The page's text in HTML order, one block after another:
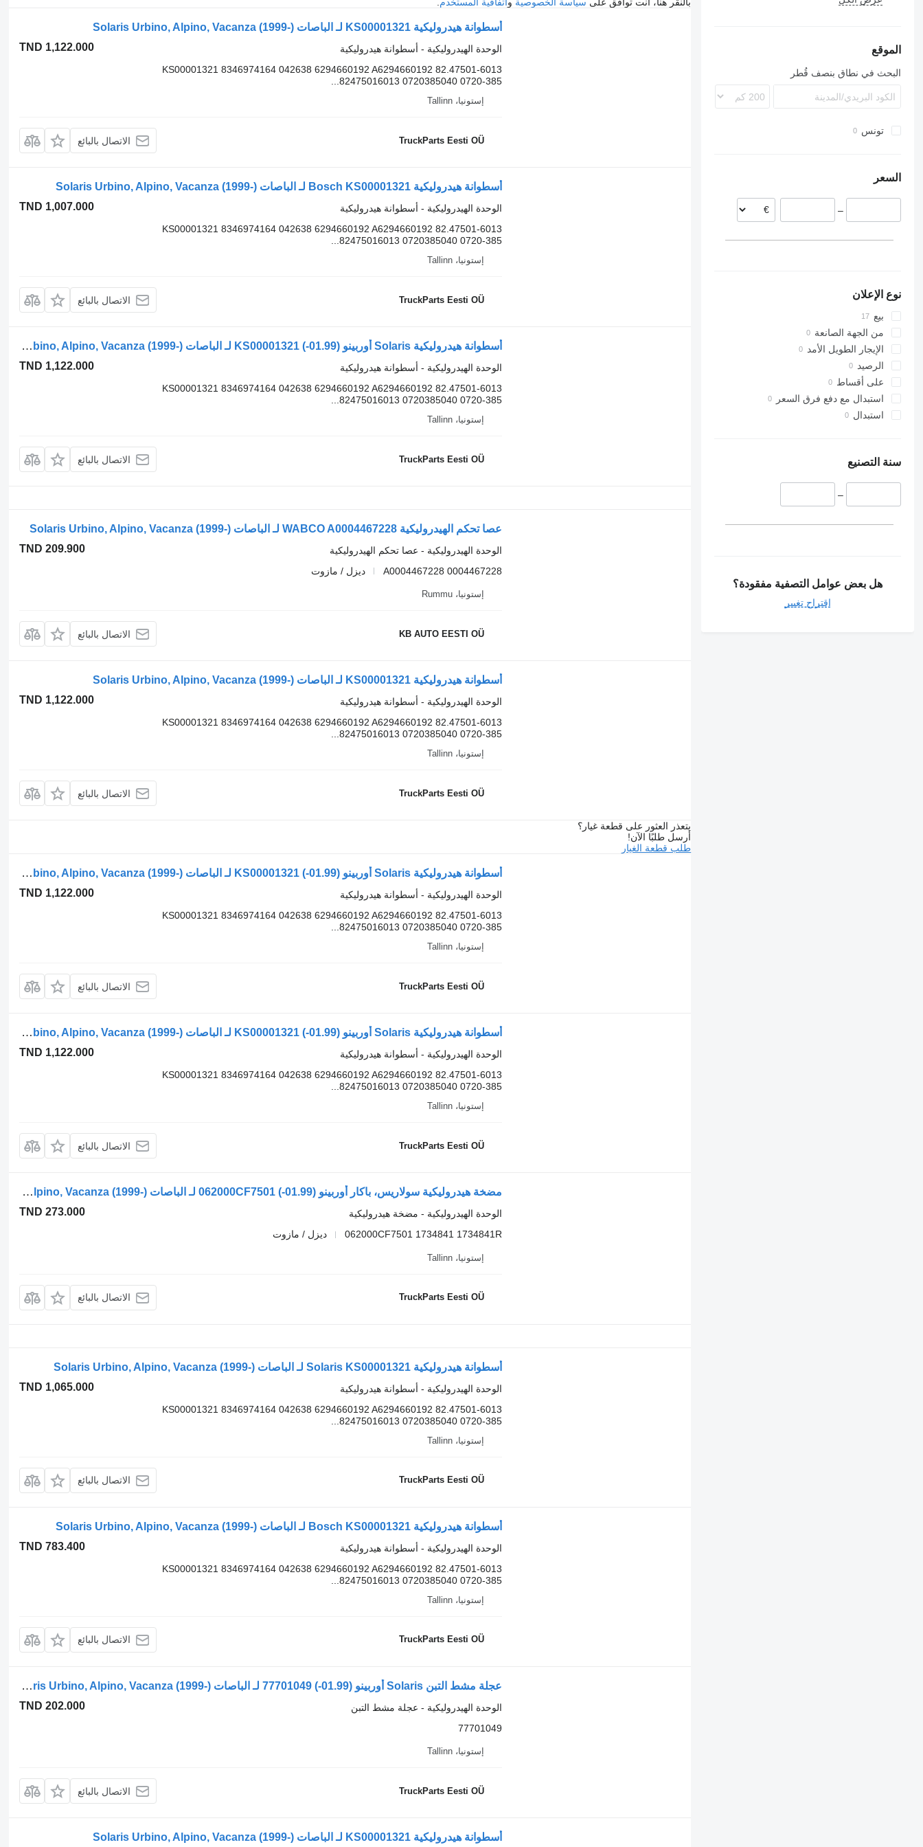
الموقع
البحث في نطاق بنصف قُطر
تونس
السعر
–
نوع الإعلان
بيع
من الجهة الصانعة
الإيجار الطويل الأمد
الرصيد
على أقساط
استبدال مع دفع فرق السعر
استبدال
سنة التصنيع
–
هل بعض عوامل التصفية مفقودة؟
اقتراح تغيير
أسطوانة هيدروليكية KS00001321 لـ الباصات Solaris Urbino, Alpino, Vacanza (1999-)
TND 1,122.000
الوحدة الهيدروليكية - أسطوانة هيدروليكية
KS00001321 8346974164 042638 6294660192 A6294660192 82.47501-6013
82475016013 0720385040 0720-385...
إستونيا، Tallinn
TruckParts Eesti OÜ الاتصال بالبائع
أسطوانة هيدروليكية Bosch KS00001321 لـ الباصات Solaris Urbino, Alpino, Vacanza (1999-)
TND 1,007.000
الوحدة الهيدروليكية - أسطوانة هيدروليكية
KS00001321 8346974164 042638 6294660192 A6294660192 82.47501-6013
82475016013 0720385040 0720-385...
إستونيا، Tallinn
TruckParts Eesti OÜ الاتصال بالبائع
أسطوانة هيدروليكية Solaris أوربينو (01.99-) KS00001321 لـ الباصات Solaris Urbino, Alpino, Vacanza (1999-)
TND 1,122.000
الوحدة الهيدروليكية - أسطوانة هيدروليكية
KS00001321 8346974164 042638 6294660192 A6294660192 82.47501-6013
82475016013 0720385040 0720-385...
إستونيا، Tallinn
TruckParts Eesti OÜ الاتصال بالبائع
عصا تحكم الهيدروليكية WABCO A0004467228 لـ الباصات Solaris Urbino, Alpino, Vacanza (1999-)
TND 209.900
الوحدة الهيدروليكية - عصا تحكم الهيدروليكية
A0004467228 0004467228
ديزل / مازوت
إستونيا، Rummu
KB AUTO EESTI OÜ الاتصال بالبائع
أسطوانة هيدروليكية KS00001321 لـ الباصات Solaris Urbino, Alpino, Vacanza (1999-)
TND 1,122.000
الوحدة الهيدروليكية - أسطوانة هيدروليكية
KS00001321 8346974164 042638 6294660192 A6294660192 82.47501-6013
82475016013 0720385040 0720-385...
إستونيا، Tallinn
TruckParts Eesti OÜ الاتصال بالبائع
يتعذر العثور على قطعة غيار؟
أرسل طلبًا الآن!
طلب قطعة الغيار
أسطوانة هيدروليكية Solaris أوربينو (01.99-) KS00001321 لـ الباصات Solaris Urbino, Alpino, Vacanza (1999-)
TND 1,122.000
الوحدة الهيدروليكية - أسطوانة هيدروليكية
KS00001321 8346974164 042638 6294660192 A6294660192 82.47501-6013
82475016013 0720385040 0720-385...
إستونيا، Tallinn
TruckParts Eesti OÜ الاتصال بالبائع
أسطوانة هيدروليكية Solaris أوربينو (01.99-) KS00001321 لـ الباصات Solaris Urbino, Alpino, Vacanza (1999-)
TND 1,122.000
الوحدة الهيدروليكية - أسطوانة هيدروليكية
KS00001321 8346974164 042638 6294660192 A6294660192 82.47501-6013
82475016013 0720385040 0720-385...
إستونيا، Tallinn
TruckParts Eesti OÜ الاتصال بالبائع
مضخة هيدروليكية سولاريس، باكار أوربينو (01.99-) 062000CF7501 لـ الباصات Solaris Urbino, Alpino, Vacanza (1999-)
TND 273.000
الوحدة الهيدروليكية - مضخة هيدروليكية
062000CF7501 1734841 1734841R
ديزل / مازوت
إستونيا، Tallinn
TruckParts Eesti OÜ الاتصال بالبائع
أسطوانة هيدروليكية Solaris KS00001321 لـ الباصات Solaris Urbino, Alpino, Vacanza (1999-)
TND 1,065.000
الوحدة الهيدروليكية - أسطوانة هيدروليكية
KS00001321 8346974164 042638 6294660192 A6294660192 82.47501-6013
82475016013 0720385040 0720-385...
إستونيا، Tallinn
TruckParts Eesti OÜ الاتصال بالبائع
أسطوانة هيدروليكية Bosch KS00001321 لـ الباصات Solaris Urbino, Alpino, Vacanza (1999-)
TND 783.400
الوحدة الهيدروليكية - أسطوانة هيدروليكية
KS00001321 8346974164 042638 6294660192 A6294660192 82.47501-6013
82475016013 0720385040 0720-385...
إستونيا، Tallinn
TruckParts Eesti OÜ الاتصال بالبائع
عجلة مشط التبن Solaris أوربينو (01.99-) 77701049 لـ الباصات Solaris Urbino, Alpino, Vacanza (1999-)
TND 202.000
الوحدة الهيدروليكية - عجلة مشط التبن
77701049
إستونيا، Tallinn
TruckParts Eesti OÜ الاتصال بالبائع
أسطوانة هيدروليكية KS00001321 لـ الباصات Solaris Urbino, Alpino, Vacanza (1999-)